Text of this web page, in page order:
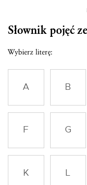
Słownik pojęć
Wybierz literę:
A B
F G
K L